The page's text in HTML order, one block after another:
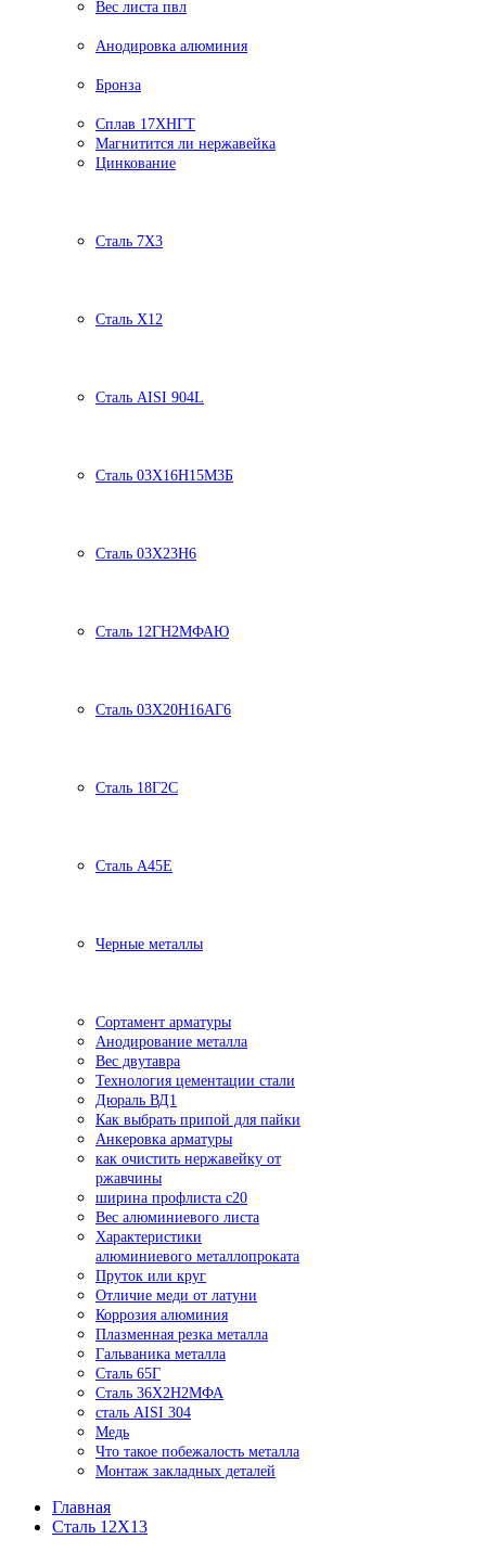
Вес листа пвл
Анодировка алюминия
Бронза
Сплав 17ХНГТ
Магнитится ли нержавейка
Цинкование
Сталь 7Х3
Сталь Х12
Сталь AISI 904L
Сталь 03Х16Н15М3Б
Сталь 03Х23Н6
Сталь 12ГН2МФАЮ
Сталь 03Х20Н16АГ6
Сталь 18Г2С
Сталь А45Е
Черные металлы
Сортамент арматуры
Анодирование металла
Вес двутавра
Технология цементации стали
Дюраль ВД1
Как выбрать припой для пайки
Анкеровка арматуры
как очистить нержавейку от
ржавчины
ширина профлиста с20
Вес алюминиевого листа
Характеристики
алюминиевого металлопроката
Пруток или круг
Отличие меди от латуни
Коррозия алюминия
Плазменная резка металла
Гальваника металла
Сталь 65Г
Сталь 36Х2Н2МФА
сталь AISI 304
Медь
Что такое побежалость металла
Монтаж закладных деталей
Главная
Сталь 12Х13